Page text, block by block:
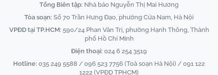
Tổng Biên tập: Nhà báo Nguyễn Thị Mai Hương
Tòa soạn: Số 70 Trần Hưng Đạo, phường Cửa Nam, Hà Nội
VPĐD tại TP.HCM: 590/24 Phan Văn Trị, phường Hạnh Thông, Thành
phố Hồ Chí Minh
Điện thoại: 024 6 254 3519
Hotline: 035 249 5588 / 096 523 7756 (Toà soạn Hà Nội) / 091 122
1222 (VPĐD TPHCM)